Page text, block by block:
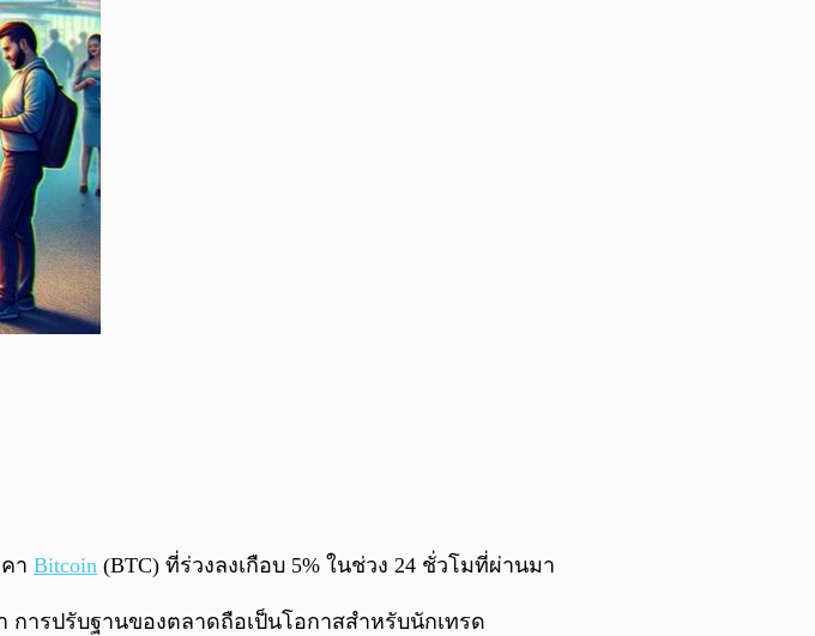
า Bitcoin (BTC) ที่ร่วงลงเกือบ 5% ในช่วง 24 ชั่วโมที่ผ่านมา
การปรับฐานของตลาดถือเป็นโอกาสสำหรับนักเทรด